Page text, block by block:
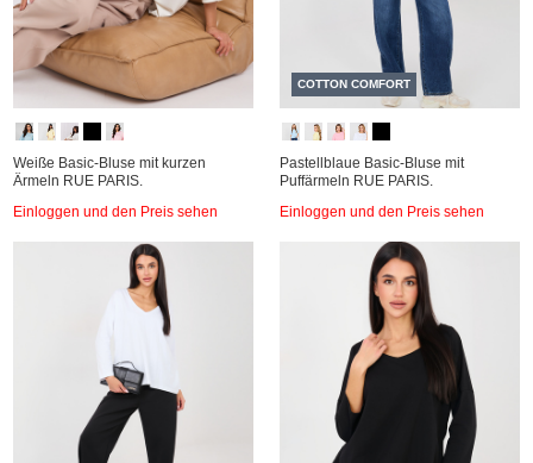
Weiße Basic-Bluse mit kurzen
Ärmeln RUE PARIS.
Einloggen und den Preis sehen
COTTON COMFORT
Pastellblaue Basic-Bluse mit
Puffärmeln RUE PARIS.
Einloggen und den Preis sehen